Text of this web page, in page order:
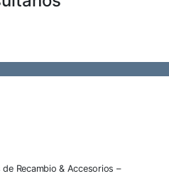
Recambio & Accesorios –